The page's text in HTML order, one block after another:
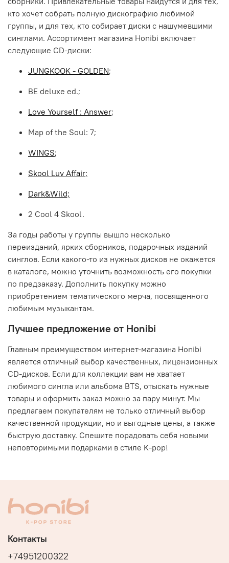
кто хочет собрать полную дискографию любимой
группы, и для тех, кто собирает диски с нашумевшими
синглами. Ассортимент магазина Honibi включает
следующие CD-диски:
JUNGKOOK - GOLDEN;
BE deluxe ed.;
Love Yourself : Answer;
Map of the Soul: 7;
WINGS;
Skool Luv Affair;
Dark&Wild;
2 Cool 4 Skool.
За годы работы у группы вышло несколько
переизданий, ярких сборников, подарочных изданий
синглов. Если какого-то из нужных дисков не окажется
в каталоге, можно уточнить возможность его покупки
по предзаказу. Дополнить покупку можно
приобретением тематического мерча, посвященного
любимым музыкантам.
Лучшее предложение от Honibi
Главным преимуществом интернет-магазина Honibi
является отличный выбор качественных, лицензионных
CD-дисков. Если для коллекции вам не хватает
любимого сингла или альбома BTS, отыскать нужные
товары и оформить заказ можно за пару минут. Мы
предлагаем покупателям не только отличный выбор
качественной продукции, но и выгодные цены, а также
быструю доставку. Спешите порадовать себя новыми
неповторимыми подарками в стиле K-pop!
Контакты
+74951200322